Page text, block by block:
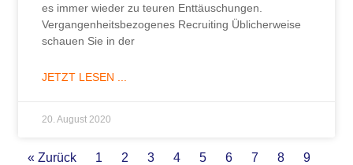
es immer wieder zu teuren Enttäuschungen.
Vergangenheitsbezogenes Recruiting Üblicherweise
schauen Sie in der
JETZT LESEN ...
20. August 2020
« Zurück 1 2 3 4 5 6 7 8
9